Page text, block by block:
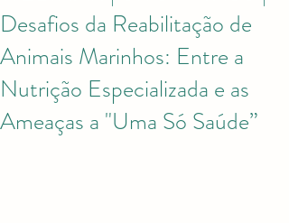
Desafios da Reabilitação de
Animais Marinhos: Entre a
Nutrição Especializada e as
Ameaças a "Uma Só Saúde”